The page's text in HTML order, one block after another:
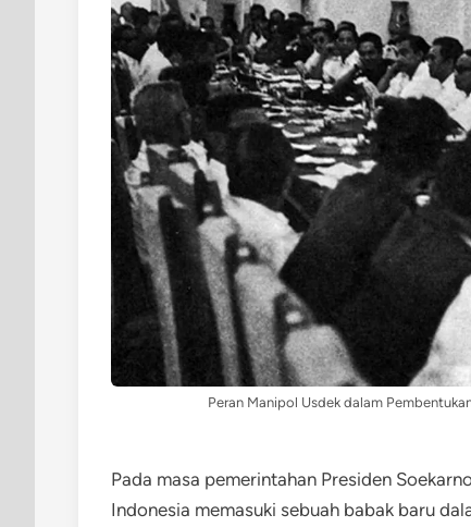
Peran Manipol Usdek dalam
Pada masa pemerintahan Presiden
Indonesia memasuki sebuah babak baru